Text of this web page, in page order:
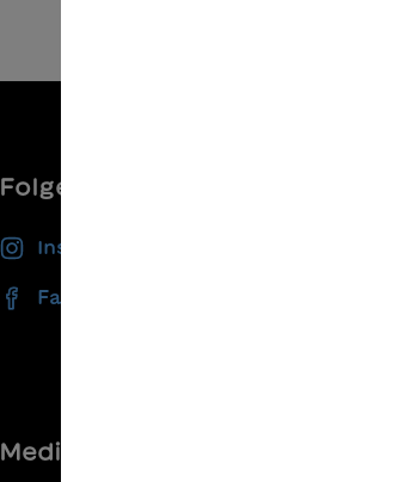
Folgen Sie uns
Instagram
Facebook
Media